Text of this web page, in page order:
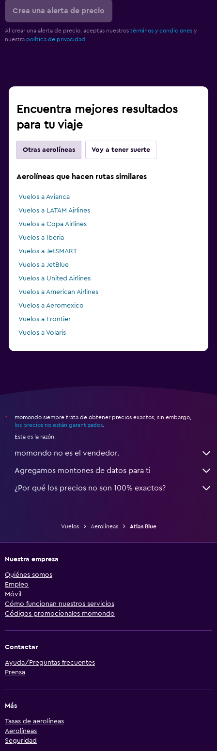
Crea una alerta de precio
Al crear una alerta de precio, aceptas nuestros términos y condiciones y
nuestra política de privacidad.
Encuentra mejores resultados
para tu viaje
Otras aerolíneas Voy a tener suerte
Aerolíneas que hacen rutas similares
Vuelos a Avianca
Vuelos a LATAM Airlines
Vuelos a Copa Airlines
Vuelos a Iberia
Vuelos a JetSMART
Vuelos a JetBlue
Vuelos a United Airlines
Vuelos a American Airlines
Vuelos a Aeromexico
Vuelos a Frontier
Vuelos a Volaris
*
momondo siempre trata de obtener precios exactos, sin embargo,
los precios no están garantizados
Esta es la razón:
momondo no es el vendedor.
Agregamos montones de datos para ti
¿Por qué los precios no son 100% exactos?
Vuelos Aerolíneas Atlas Blue
Nuestra empresa
Quiénes somos
Empleo
Móvil
Cómo funcionan nuestros servicios
Códigos promocionales momondo
Contactar
Ayuda/Preguntas frecuentes
Prensa
Más
Tasas de aerolíneas
Aerolíneas
Seguridad